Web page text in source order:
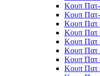
Κουπ Πατ-
Κουπ Πατ-
Κουπ Πατ
Κουπ Πατ
Κουπ Πατ
Κουπ Πατ
Κουπ Πατ
Κουπ Πατ